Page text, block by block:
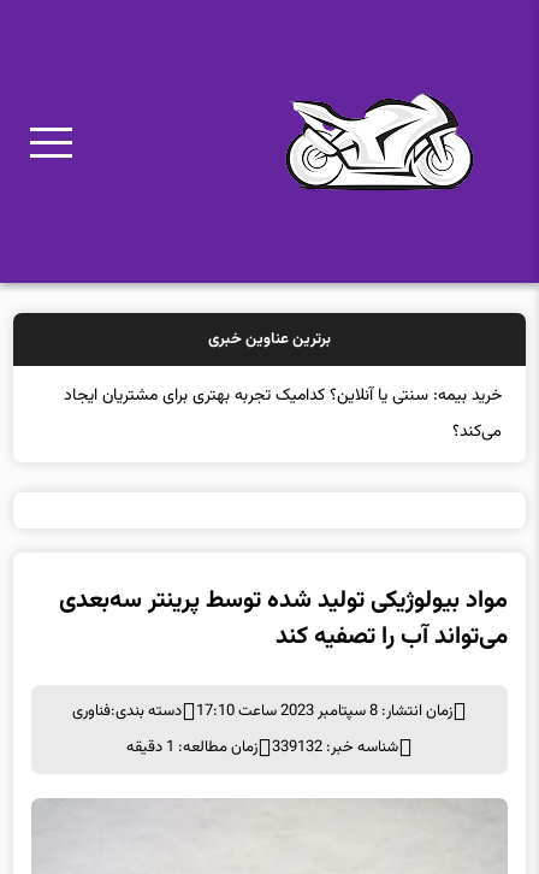
برترین عناوین خبری
خرید بیمه: سنتی یا آنلاین؟ کدامیک تجربه بهتری برای مشتریان ایجاد
می‌کند؟
مواد بیولوژیکی تولید شده توسط پرینتر سه‌بعدی
می‌تواند آب را تصفیه کند
زمان انتشار: 8 سپتامبر 2023 ساعت 17:10 دسته بندی:فناوری
شناسه خبر: 339132
زمان مطالعه: 1 دقیقه